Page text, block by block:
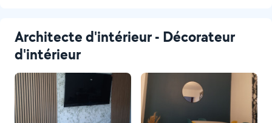
Architecte d'intérieur - Décorateur
d'intérieur